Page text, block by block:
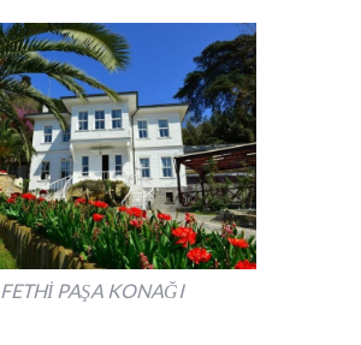
FETHİ PAŞA KONAĞI